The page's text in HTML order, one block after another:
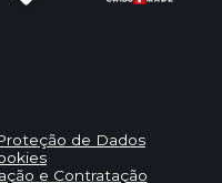
de Dados
e Contratação